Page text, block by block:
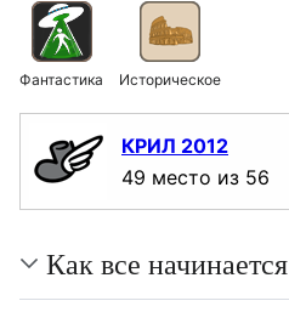
Фантастика Историческое
КРИЛ 2012
49 место из 56
Как все начинается